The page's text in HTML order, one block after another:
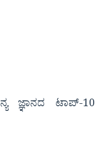
ಜ್ಞಾನದ ಟಾಪ್-10